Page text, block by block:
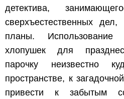
детектива,
сверхъестественных
планы. Использование
хлопушек для
парочку неизвестно
пространстве, к
привести к забытым